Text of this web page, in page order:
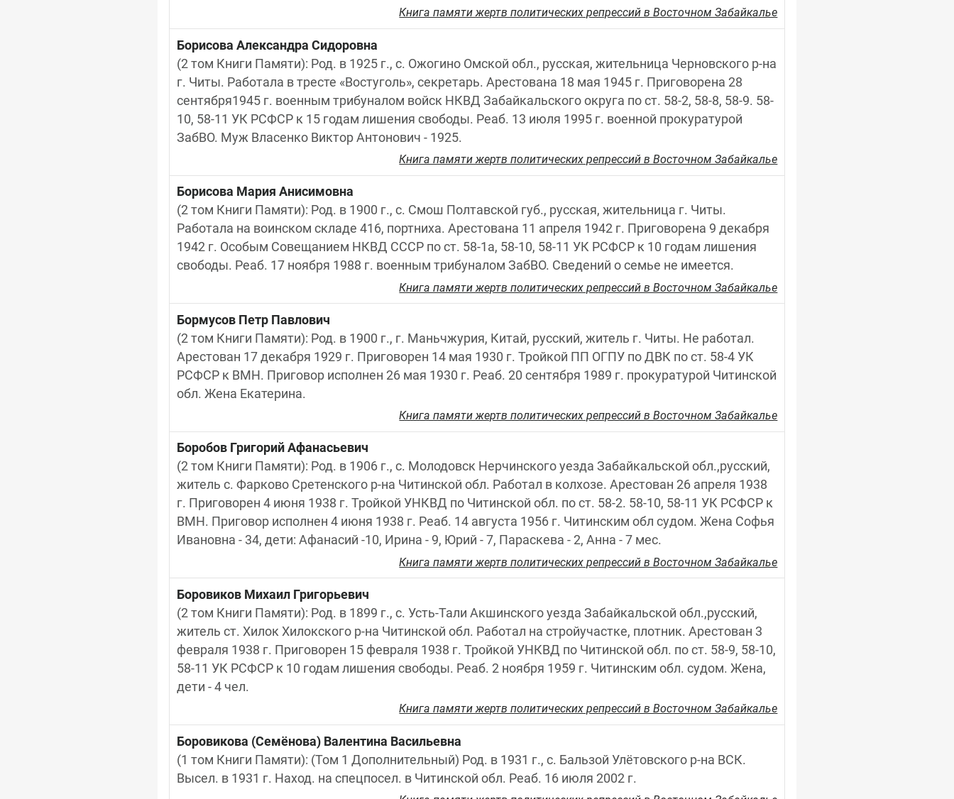
Книга памяти жертв политических репрессий в Восточном Забайкалье
Борисова Александра Сидоровна
(2 том Книги Памяти): Род. в 1925 г., с. Ожогино Омской обл., русская, жительница Черновского р-на
г. Читы. Работала в тресте «Востуголь», секретарь. Арестована 18 мая 1945 г. Приговорена 28
сентября1945 г. военным трибуналом войск НКВД Забайкальского округа по ст. 58-2, 58-8, 58-9. 58-
10, 58-11 УК РСФСР к 15 годам лишения свободы. Реаб. 13 июля 1995 г. военной прокуратурой
ЗабВО. Муж Власенко Виктор Антонович - 1925.
Книга памяти жертв политических репрессий в Восточном Забайкалье
Борисова Мария Анисимовна
(2 том Книги Памяти): Род. в 1900 г., с. Смош Полтавской губ., русская, жительница г. Читы.
Работала на воинском складе 416, портниха. Арестована 11 апреля 1942 г. Приговорена 9 декабря
1942 г. Особым Совещанием НКВД СССР по ст. 58-1а, 58-10, 58-11 УК РСФСР к 10 годам лишения
свободы. Реаб. 17 ноября 1988 г. военным трибуналом ЗабВО. Сведений о семье не имеется.
Книга памяти жертв политических репрессий в Восточном Забайкалье
Бормусов Петр Павлович
(2 том Книги Памяти): Род. в 1900 г., г. Маньчжурия, Китай, русский, житель г. Читы. Не работал.
Арестован 17 декабря 1929 г. Приговорен 14 мая 1930 г. Тройкой ПП ОГПУ по ДВК по ст. 58-4 УК
РСФСР к ВМН. Приговор исполнен 26 мая 1930 г. Реаб. 20 сентября 1989 г. прокуратурой Читинской
обл. Жена Екатерина.
Книга памяти жертв политических репрессий в Восточном Забайкалье
Боробов Григорий Афанасьевич
(2 том Книги Памяти): Род. в 1906 г., с. Молодовск Нерчинского уезда Забайкальской обл.,русский,
житель с. Фарково Сретенского р-на Читинской обл. Работал в колхозе. Арестован 26 апреля 1938
г. Приговорен 4 июня 1938 г. Тройкой УНКВД по Читинской обл. по ст. 58-2. 58-10, 58-11 УК РСФСР к
ВМН. Приговор исполнен 4 июня 1938 г. Реаб. 14 августа 1956 г. Читинским обл судом. Жена Софья
Ивановна - 34, дети: Афанасий -10, Ирина - 9, Юрий - 7, Параскева - 2, Анна - 7 мес.
Книга памяти жертв политических репрессий в Восточном Забайкалье
Боровиков Михаил Григорьевич
(2 том Книги Памяти): Род. в 1899 г., с. Усть-Тали Акшинского уезда Забайкальской обл.,русский,
житель ст. Хилок Хилокского р-на Читинской обл. Работал на стройучастке, плотник. Арестован 3
февраля 1938 г. Приговорен 15 февраля 1938 г. Тройкой УНКВД по Читинской обл. по ст. 58-9, 58-10,
58-11 УК РСФСР к 10 годам лишения свободы. Реаб. 2 ноября 1959 г. Читинским обл. судом. Жена,
дети - 4 чел.
Книга памяти жертв политических репрессий в Восточном Забайкалье
Боровикова (Семёнова) Валентина Васильевна
(1 том Книги Памяти): (Том 1 Дополнительный) Род. в 1931 г., с. Бальзой Улётовского р-на ВСК.
Высел. в 1931 г. Наход. на спецпосел. в Читинской обл. Реаб. 16 июля 2002 г.